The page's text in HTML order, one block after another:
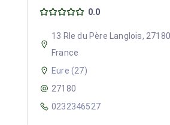
0.0
13 Rle du Père Langlois,
France
Eure (27)
27180
0232346527